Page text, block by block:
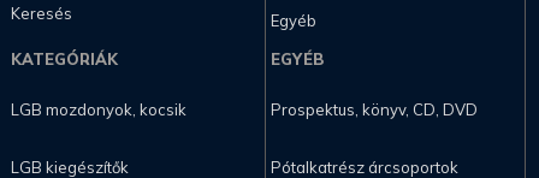
Keresés
Egyéb
KATEGÓRIÁK
LGB mozdonyok, kocsik
LGB kiegészítők
EGYÉB
Prospektus, könyv, CD, DVD
Pótalkatrész árcsoportok